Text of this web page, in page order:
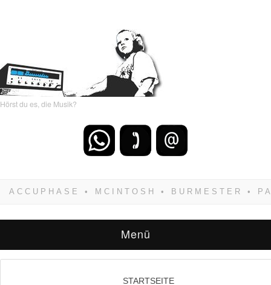
Hörst du es, die Musik?
zwangsläufig siegen! Und noch was: Hifi
Menü
STARTSEITE